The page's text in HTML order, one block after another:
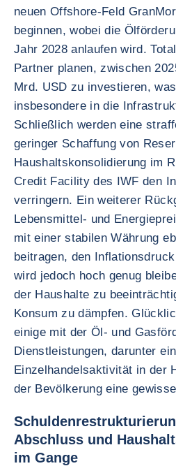
neuen Offshore-Feld
beginnen, wobei die
Jahr 2028 anlaufen wird.
Partner planen, zwischen
Mrd. USD zu investieren,
insbesondere in die
Schließlich werden eine
geringer Schaffung von
Haushaltskonsolidierung im
Credit Facility des IWF den
verringern. Ein weiterer
Lebensmittel- und
mit einer stabilen Währung
beitragen, den
wird jedoch hoch genug
der Haushalte zu
Konsum zu dämpfen.
einige mit der Öl- und
Dienstleistungen, darunter
Einzelhandelsaktivität in der
der Bevölkerung eine
Abschluss und
im Gange